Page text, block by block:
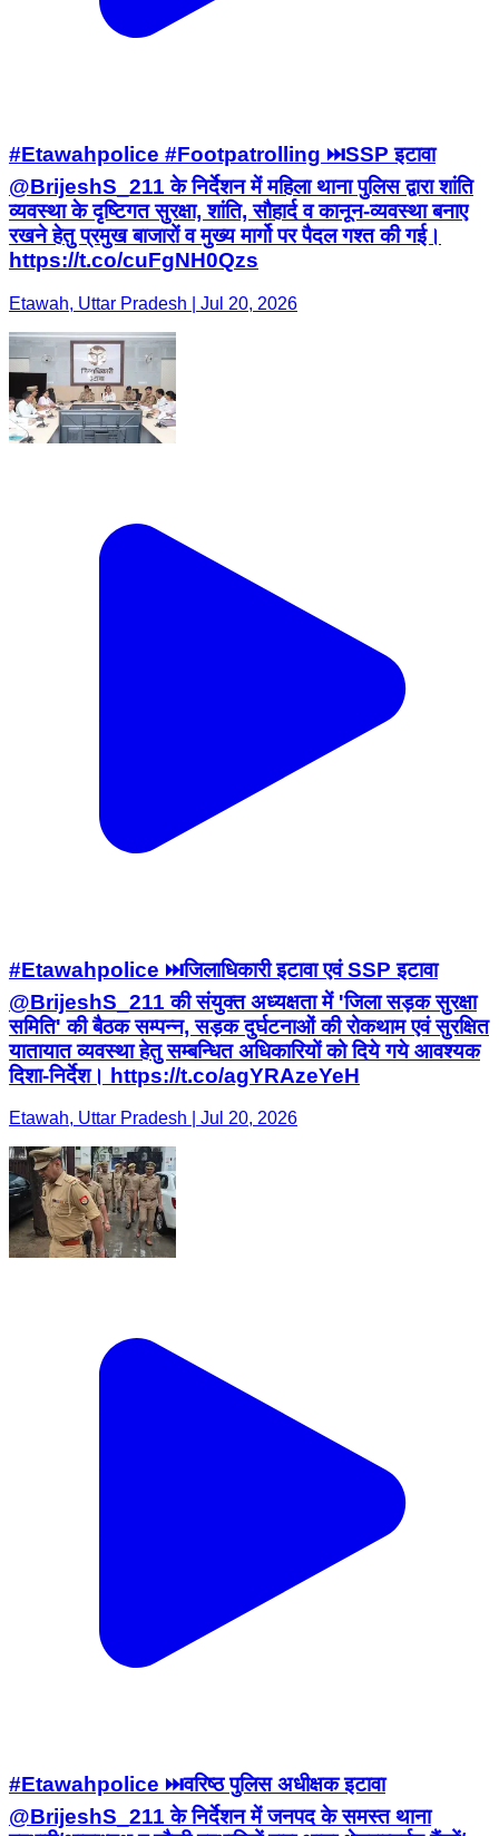
#Etawahpolice #Footpatrolling ⏭️SSP इटावा
@BrijeshS_211 के निर्देशन में महिला थाना पुलिस द्वारा शांति
व्यवस्था के दृष्टिगत सुरक्षा, शांति, सौहार्द व कानून-व्यवस्था बनाए
रखने हेतु प्रमुख बाजारों व मुख्य मार्गो पर पैदल गश्त की गई।
https://t.co/cuFgNH0Qzs
Etawah, Uttar Pradesh | Jul 20, 2026
#Etawahpolice ⏭️जिलाधिकारी इटावा एवं SSP इटावा
@BrijeshS_211 की संयुक्त अध्यक्षता में 'जिला सड़क सुरक्षा
समिति' की बैठक सम्पन्न, सड़क दुर्घटनाओं की रोकथाम एवं सुरक्षित
यातायात व्यवस्था हेतु सम्बन्धित अधिकारियों को दिये गये आवश्यक
दिशा-निर्देश। https://t.co/agYRAzeYeH
Etawah, Uttar Pradesh | Jul 20, 2026
#Etawahpolice ⏭️वरिष्ठ पुलिस अधीक्षक इटावा
@BrijeshS_211 के निर्देशन में जनपद के समस्त थाना